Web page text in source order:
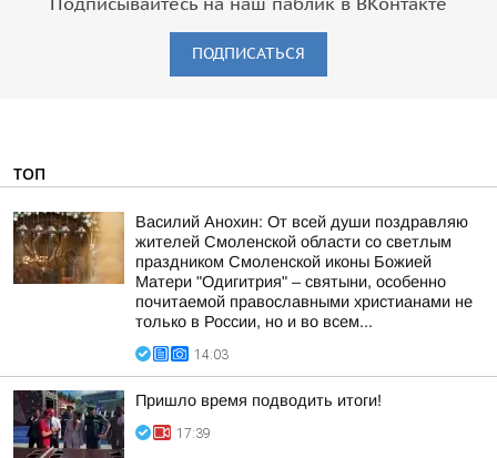
Подписывайтесь на наш паблик в ВКонтакте
ПОДПИСАТЬСЯ
ТОП
Василий Анохин: От всей души поздравляю
жителей Смоленской области со светлым
праздником Смоленской иконы Божией
Матери "Одигитрия" – святыни, особенно
почитаемой православными христианами не
только в России, но и во всем...
14:03
Пришло время подводить итоги!
17:39